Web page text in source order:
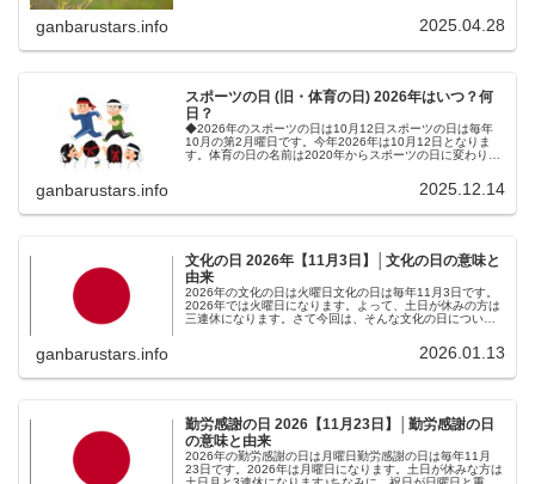
ganbarustars.info 2025.04.28
スポーツの日 (旧・体育の日) 2026年はいつ？何
日？
◆2026年のスポーツの日は10月12日スポーツの日は毎年
10月の第2月曜日です。今年2026年は10月12日となりま
す。体育の日の名前は2020年からスポーツの日に変わりま
ganbarustars.info 2025.12.14
文化の日 2026年【11月3日】│文化の日の意味と
由来
2026年の文化の日は火曜日文化の日は毎年11月3日です。
2026年では火曜日になります。よって、土日が休みの方は
三連休になります。さて今回は、そんな文化の日について
ganbarustars.info 2026.01.13
勤労感謝の日 2026【11月23日】│勤労感謝の日
の意味と由来
2026年の勤労感謝の日は月曜日勤労感謝の日は毎年11月
23日です。2026年は月曜日になります。土日が休みな方は